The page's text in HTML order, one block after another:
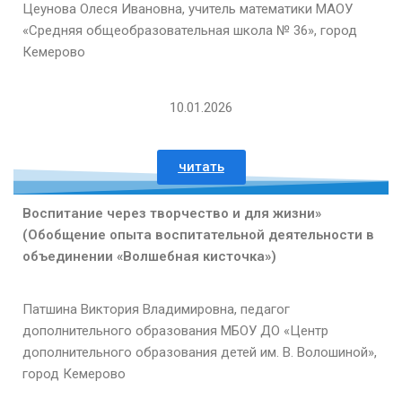
Цеунова Олеся Ивановна, учитель математики МАОУ
«Средняя общеобразовательная школа № 36», город
Кемерово
10.01.2026
читать
Воспитание через творчество и для жизни»
(Обобщение опыта воспитательной деятельности в
объединении «Волшебная кисточка»)
Патшина Виктория Владимировна, педагог
дополнительного образования МБОУ ДО «Центр
дополнительного образования детей им. В. Волошиной»,
город Кемерово